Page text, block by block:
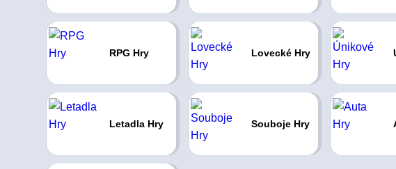
RPG Hry Lovecké Hry
Letadla Hry Souboje Hry